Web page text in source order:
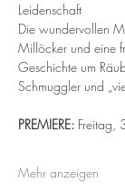
Leidenschaft
Die wundervollen
Millöcker und eine
Geschichte um
Schmuggler und
PREMIERE:
Mehr anzeigen